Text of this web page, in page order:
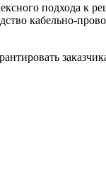
подхода к
кабельно-